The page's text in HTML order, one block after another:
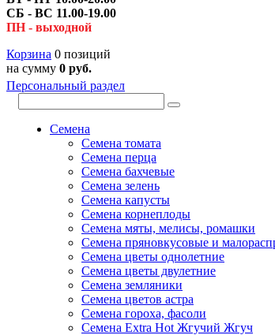
СБ - ВС 11.00-19.00
ПН - выходной
Корзина 0 позиций
на сумму 0 руб.
Персональный раздел
Семена
Семена томата
Семена перца
Семена бахчевые
Семена зелень
Семена капусты
Семена корнеплоды
Семена мяты, мелисы, ромашки
Семена пряновкусовые и
Семена цветы однолетние
Семена цветы двулетние
Семена земляники
Семена цветов астра
Семена гороха, фасоли
Семена Extra Hot Жгучий Жгуч